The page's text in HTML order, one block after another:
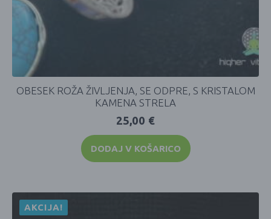
OBESEK ROŽA ŽIVLJENJA, SE ODPRE, S KRISTALOM
KAMENA STRELA
25,00 €
DODAJ V KOŠARICO
AKCIJA!